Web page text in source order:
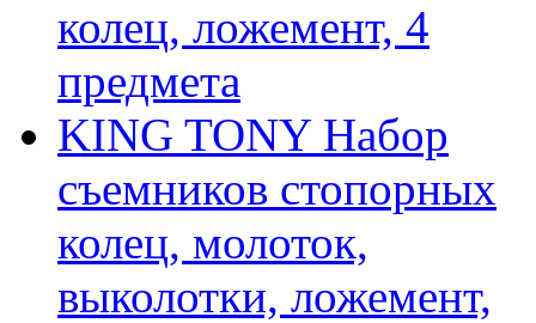
колец, ложемент, 4
предмета
KING TONY Набор
съемников стопорных
колец, молоток,
выколотки, ложемент,